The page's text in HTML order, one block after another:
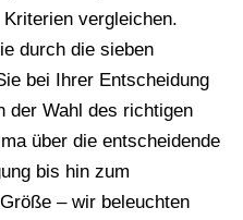
vergleichen.
durch die sieben
bei Ihrer Entscheidung
der Wahl des richtigen
über die entscheidende
bis hin zum
– wir beleuchten